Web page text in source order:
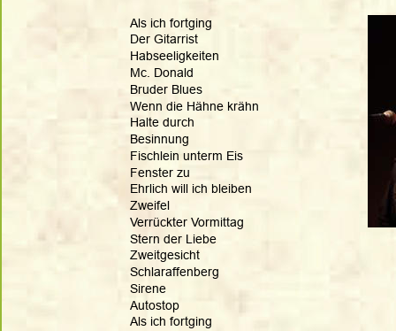
Als ich fortging
Der Gitarrist
Habseeligkeiten
Mc. Donald
Bruder Blues
Wenn die Hähne krähn
Halte durch
Besinnung
Fischlein unterm Eis
Fenster zu
Ehrlich will ich bleiben
Zweifel
Verrückter Vormittag
Stern der Liebe
Zweitgesicht
Schlaraffenberg
Sirene
Autostop
Als ich fortging